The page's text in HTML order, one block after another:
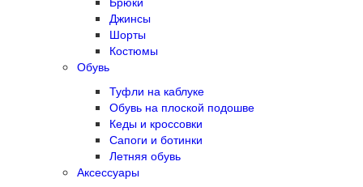
Джинсы
Шорты
Костюмы
Обувь
Туфли на каблуке
Обувь на плоской подошве
Кеды и кроссовки
Сапоги и ботинки
Летняя обувь
Аксессуары